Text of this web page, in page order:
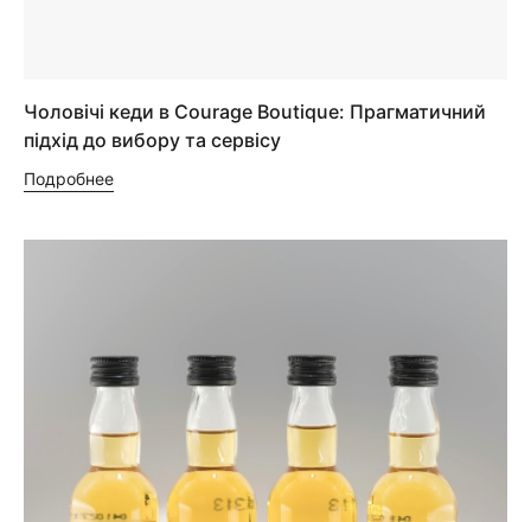
Чоловічі кеди в Courage Boutique: Прагматичний
підхід до вибору та сервісу
Подробнее